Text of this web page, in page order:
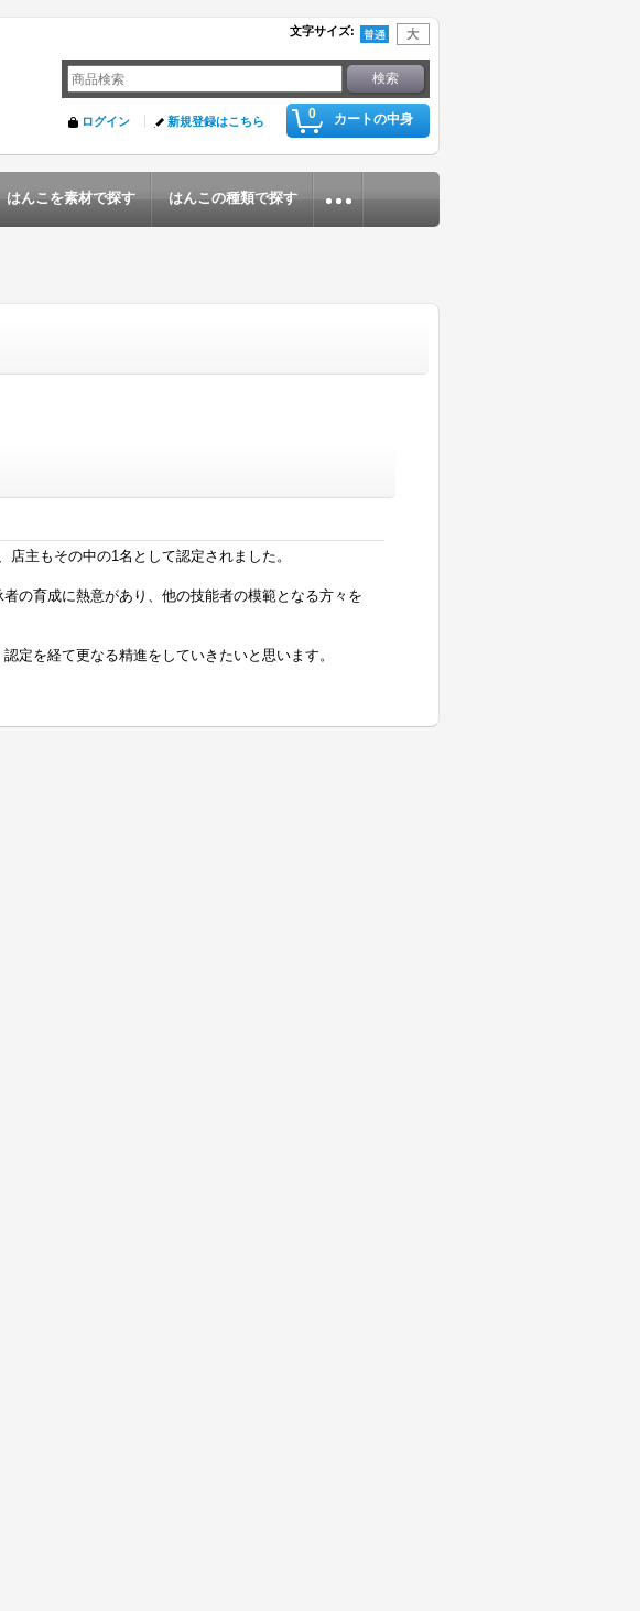
文字サイズ:
0 カートの中身
ログイン 新規登録はこちら
はんこを素材で探す はんこの種類で探す
主もその中の1名として認定されました。
の育成に熱意があり、他の技能者の模範となる方々を
定を経て更なる精進をしていきたいと思います。